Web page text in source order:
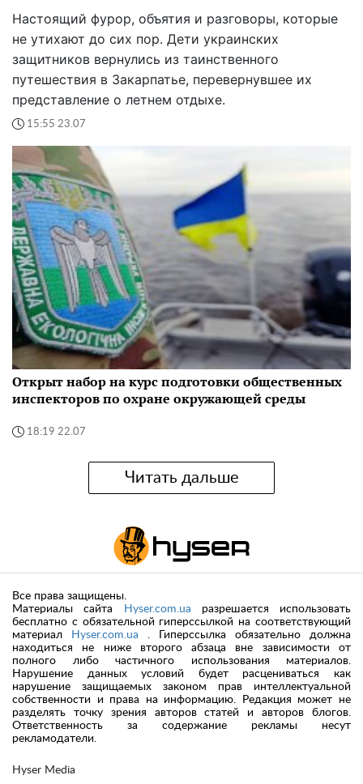
Настоящий фурор, объятия и разговоры, которые
не утихают до сих пор. Дети украинских
защитников вернулись из таинственного
путешествия в Закарпатье, перевернувшее их
представление о летнем отдыхе.
15:55 23.07
Открыт набор на курс подготовки общественных
инспекторов по охране окружающей среды
18:19 22.07
Читать дальше
Hyser Media
Все права защищены.
Материалы сайта
Hyser.com.ua разрешается использовать
бесплатно с обязательной гиперссылкой на соответствующий
материал
Hyser.com.ua . Гиперссылка обязательно должна
находиться не ниже второго абзаца вне зависимости от
полного либо частичного использования материалов.
Нарушение данных условий будет расцениваться как
нарушение защищаемых законом прав интеллектуальной
собственности и права на информацию. Редакция может не
разделять точку зрения авторов статей и авторов блогов.
Ответственность за содержание рекламы несут
рекламодатели.